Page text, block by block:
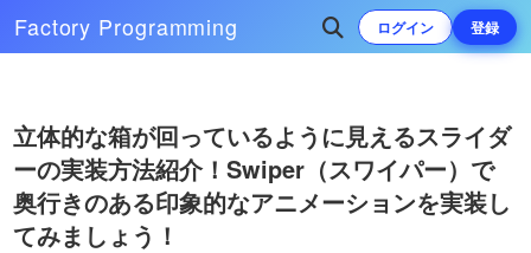
Factory Programming ログイン 登録
Video
次によく再生されている動画
スライダーのページネーションや
ナビゲーション（左右の矢印）を
カスタマイズしておしゃれにする
立体的な箱が回っているように見えるスライダ
ーの実装方法紹介！Swiper（スワイパー）で
奥行きのある印象的なアニメーションを実装し
てみましょう！